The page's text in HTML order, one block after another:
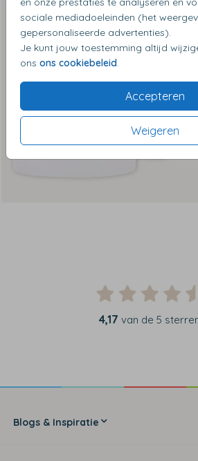
sociale mediadoeleinden (het
gepersonaliseerde advertenties).
Je kunt jouw toestemming altijd
ons ons cookiebeleid.
Accepteren
Weigeren
4,17 van de 5
Blogs & Inspiratie